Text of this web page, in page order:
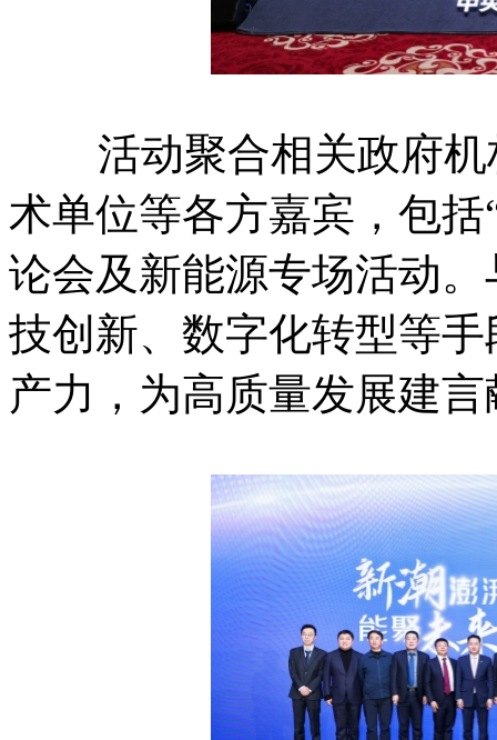
活动聚合相关政府机
术单位等各方嘉宾，包
论会及新能源专场活动
技创新、数字化转型等
产力，为高质量发展建